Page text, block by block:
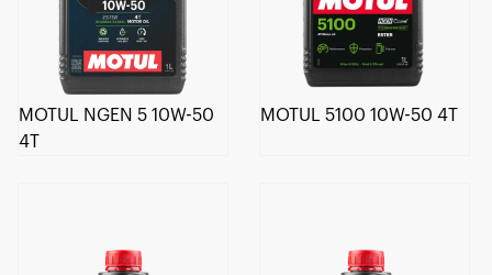
MOTUL NGEN 5 10W-50
4T
MOTUL 5100 10W-50 4T